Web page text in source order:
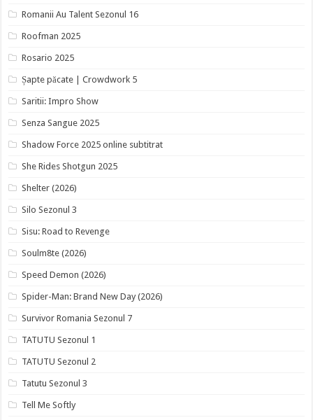
Romanii Au Talent Sezonul 16
Roofman 2025
Rosario 2025
Șapte păcate | Crowdwork 5
Saritii: Impro Show
Senza Sangue 2025
Shadow Force 2025 online subtitrat
She Rides Shotgun 2025
Shelter (2026)
Silo Sezonul 3
Sisu: Road to Revenge
Soulm8te (2026)
Speed Demon (2026)
Spider-Man: Brand New Day (2026)
Survivor Romania Sezonul 7
TATUTU Sezonul 1
TATUTU Sezonul 2
Tatutu Sezonul 3
Tell Me Softly